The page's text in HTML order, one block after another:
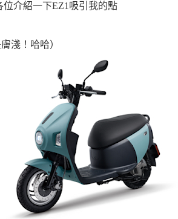
位介紹一下EZ1吸引我的點
淺！哈哈）